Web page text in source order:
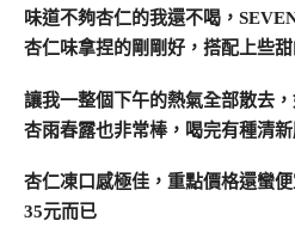
味道不夠杏仁的我還不喝，
杏仁味拿捏的剛剛好，搭配上些
讓我一整個下午的熱氣全部散去
杏雨春露也非常棒，喝完有種清
杏仁凍口感極佳，重點價格還蠻
35元而已